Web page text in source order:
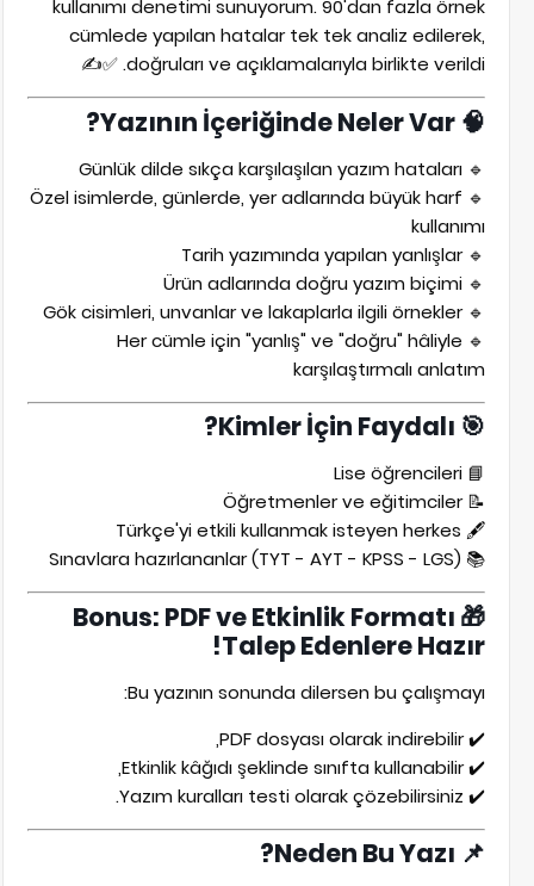
kullanımı denetimi sunuyorum. 90'dan fazla örnek
cümlede yapılan hatalar tek tek analiz edilerek,
doğruları ve açıklamalarıyla birlikte verildi. ✅✍️
🧠 Yazının İçeriğinde Neler Var?
🔹 Günlük dilde sıkça karşılaşılan yazım hataları
🔹 Özel isimlerde, günlerde, yer adlarında büyük harf
kullanımı
🔹 Tarih yazımında yapılan yanlışlar
🔹 Ürün adlarında doğru yazım biçimi
🔹 Gök cisimleri, unvanlar ve lakaplarla ilgili örnekler
🔹 Her cümle için "yanlış" ve "doğru" hâliyle
karşılaştırmalı anlatım
🎯 Kimler İçin Faydalı?
📘 Lise öğrencileri
📝 Öğretmenler ve eğitimciler
🖋️ Türkçe'yi etkili kullanmak isteyen herkes
📚 Sınavlara hazırlananlar (TYT - AYT - KPSS - LGS)
🎁 Bonus: PDF ve Etkinlik Formatı
Talep Edenlere Hazır!
Bu yazının sonunda dilersen bu çalışmayı:
✔️ PDF dosyası olarak indirebilir,
✔️ Etkinlik kâğıdı şeklinde sınıfta kullanabilir,
✔️ Yazım kuralları testi olarak çözebilirsiniz.
📌 Neden Bu Yazı?